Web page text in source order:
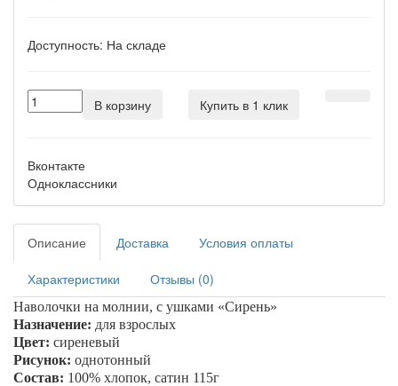
Доступность: На складе
В корзину Купить в 1 клик
Вконтакте
Одноклассники
Описание Доставка Условия оплаты
Характеристики Отзывы (0)
Наволочки на молнии, с ушками «Сирень»
Назначение: для взрослых
Цвет: сиреневый
Рисунок: однотонный
Состав: 100% хлопок, сатин 115г